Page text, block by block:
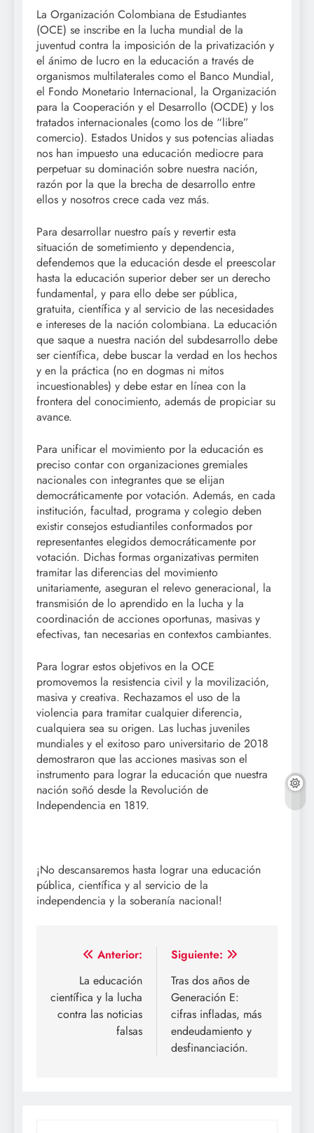
La Organización Colombiana de Estudiantes
(OCE) se inscribe en la lucha mundial de la
juventud contra la imposición de la privatización y
el ánimo de lucro en la educación a través de
organismos multilaterales como el Banco Mundial,
el Fondo Monetario Internacional, la Organización
para la Cooperación y el Desarrollo (OCDE) y los
tratados internacionales (como los de “libre”
comercio). Estados Unidos y sus potencias aliadas
nos han impuesto una educación mediocre para
perpetuar su dominación sobre nuestra nación,
razón por la que la brecha de desarrollo entre
ellos y nosotros crece cada vez más.
Para desarrollar nuestro país y revertir esta
situación de sometimiento y dependencia,
defendemos que la educación desde el preescolar
hasta la educación superior deber ser un derecho
fundamental, y para ello debe ser pública,
gratuita, científica y al servicio de las necesidades
e intereses de la nación colombiana. La educación
que saque a nuestra nación del subdesarrollo debe
ser científica, debe buscar la verdad en los hechos
y en la práctica (no en dogmas ni mitos
incuestionables) y debe estar en línea con la
frontera del conocimiento, además de propiciar su
avance.
Para unificar el movimiento por la educación es
preciso contar con organizaciones gremiales
nacionales con integrantes que se elijan
democráticamente por votación. Además, en cada
institución, facultad, programa y colegio deben
existir consejos estudiantiles conformados por
representantes elegidos democráticamente por
votación. Dichas formas organizativas permiten
tramitar las diferencias del movimiento
unitariamente, aseguran el relevo generacional, la
transmisión de lo aprendido en la lucha y la
coordinación de acciones oportunas, masivas y
efectivas, tan necesarias en contextos cambiantes.
Para lograr estos objetivos en la OCE
promovemos la resistencia civil y la movilización,
masiva y creativa. Rechazamos el uso de la
violencia para tramitar cualquier diferencia,
cualquiera sea su origen. Las luchas juveniles
mundiales y el exitoso paro universitario de 2018
demostraron que las acciones masivas son el
instrumento para lograr la educación que nuestra
nación soñó desde la Revolución de
Independencia en 1819.
¡No descansaremos hasta lograr una educación
pública, científica y al servicio de la
independencia y la soberanía nacional!
Navegación
entradas
Anterior:
La educación
científica y la lucha
contra las noticias
falsas
Siguiente:
Tras dos años de
Generación E:
cifras infladas, más
endeudamiento y
desfinanciación.